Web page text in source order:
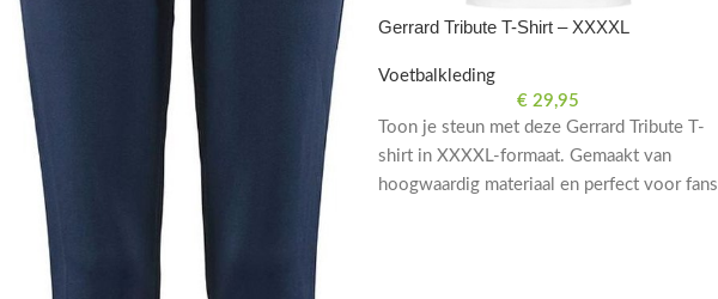
Gerrard Tribute T-Shirt – XXXXL
Voetbalkleding
€ 29,95
Toon je steun met deze Gerrard Tribute T-
shirt in XXXXL-formaat. Gemaakt van
hoogwaardig materiaal en perfect voor fans